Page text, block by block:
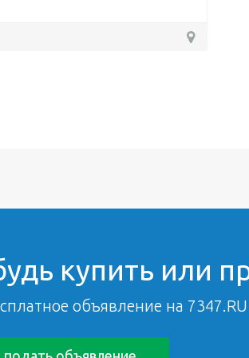
купить или
объявление на 7347.RU